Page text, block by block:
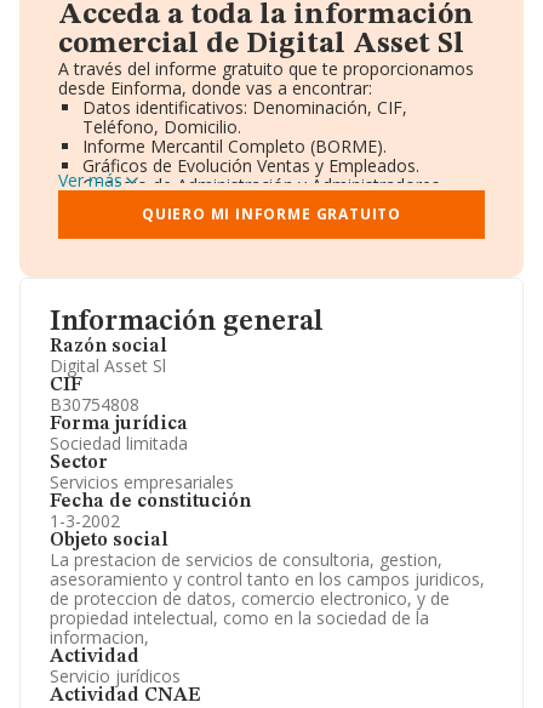
Información general
Razón social
Digital Asset Sl
CIF
B30754808
Forma jurídica
Sociedad limitada
Sector
Servicios empresariales
Fecha de constitución
1-3-2002
Objeto social
La prestacion de servicios de consultoria, gestion,
asesoramiento y control tanto en los campos juridicos,
de proteccion de datos, comercio electronico, y de
propiedad intelectual, como en la sociedad de la
informacion,
Actividad
Servicio jurídicos
Actividad CNAE
Acceda a toda la información
comercial de Digital Asset Sl
A través del informe gratuito que te proporcionamos
desde Einforma, donde vas a encontrar:
Datos identificativos: Denominación, CIF,
Teléfono, Domicilio.
Informe Mercantil Completo (BORME).
Gráficos de Evolución Ventas y Empleados.
Consejo de Administración y Administradores.
Directivos y Ejecutivos.
Accionistas.
Participaciones y Vinculaciones en otras empresas.
Información oficial y registral complementaria.
Ver más
QUIERO MI INFORME GRATUITO